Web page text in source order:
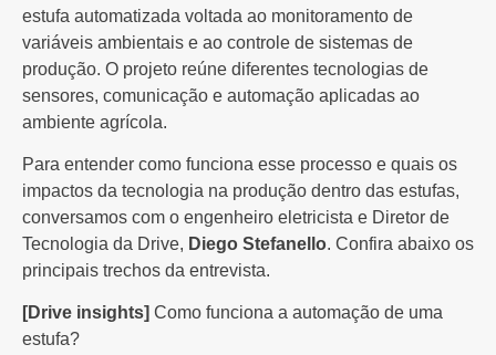
estufa automatizada voltada ao monitoramento de
variáveis ambientais e ao controle de sistemas de
produção. O projeto reúne diferentes tecnologias de
sensores, comunicação e automação aplicadas ao
ambiente agrícola.
Para entender como funciona esse processo e quais os
impactos da tecnologia na produção dentro das estufas,
conversamos com o engenheiro eletricista e Diretor de
Tecnologia da Drive, Diego Stefanello. Confira abaixo os
principais trechos da entrevista.
[Drive insights] Como funciona a automação de uma
estufa?